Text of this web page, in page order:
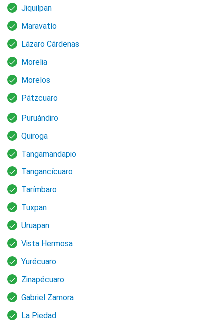
Jiquilpan
Maravatío
Lázaro Cárdenas
Morelia
Morelos
Pátzcuaro
Puruándiro
Quiroga
Tangamandapio
Tangancícuaro
Tarímbaro
Tuxpan
Uruapan
Vista Hermosa
Yurécuaro
Zinapécuaro
Gabriel Zamora
La Piedad